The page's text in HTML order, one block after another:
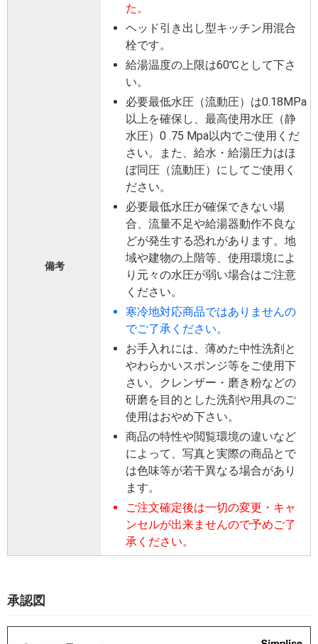
備考
た。
ヘッド引き出し型キッチン用混合
栓です。
給湯温度の上限は60℃として下さ
い。
必要最低水圧（流動圧）は0.18MPa
以上を確保し、最高使用水圧（静
水圧）0 .75 Mpa以内でご使用くだ
さい。また、給水・給湯圧力はほ
ぼ同圧（流動圧）にしてご使用く
ださい。
必要最低水圧が確保できない場
合、流量不足や給湯器動作不良な
どが発生する恐れがあります。地
域や建物の上階等、使用環境によ
り元々の水圧が弱い場合はご注意
ください。
寒冷地対応商品ではありませんの
でご了承ください。
お手入れには、薄めた中性洗剤と
やわらかいスポンジ等をご使用下
さい。クレンザー・磨き粉などの
研磨を目的とした洗剤や用具のご
使用はおやめ下さい。
商品の特性や閲覧環境の違いなど
によって、写真と実際の商品とで
は色味等が若干異なる場合があり
ます。
ご注文確定後は一切の変更・キャ
ンセルが出来ませんので予めご了
承ください。
承認図